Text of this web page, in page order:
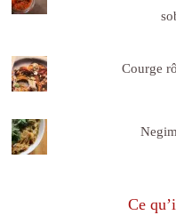
Courge
Ce